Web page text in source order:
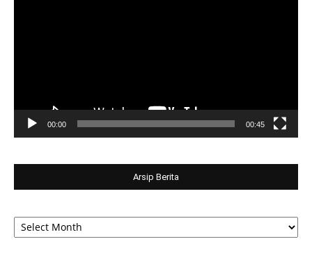
00:00 00:45
Arsip Berita
Arsip
Berita